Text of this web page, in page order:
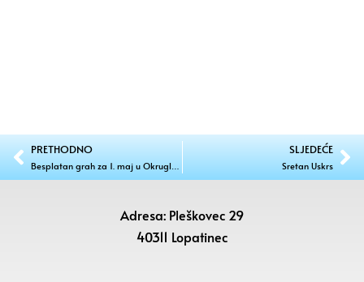
PRETHODNO
Besplatan grah za 1. maj u Okruglom Vrhu
SLJEDEĆE
Sretan Uskrs
Adresa: Pleškovec 29
40311 Lopatinec